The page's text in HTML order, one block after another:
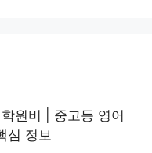
원비 | 중고등 영어
심 정보